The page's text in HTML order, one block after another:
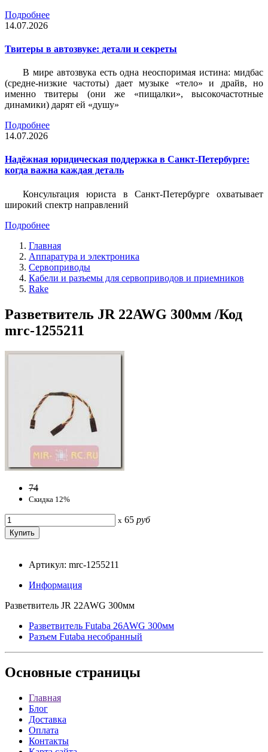
Подробнее
14.07.2026
Твитеры в автозвуке: детали и секреты
В мире автозвука есть одна неоспоримая истина: мидбас
(средне-низкие частоты) дает музыке «тело» и драйв, но
именно твитеры (они же «пищалки», высокочастотные
динамики) дарят ей «душу»
Подробнее
14.07.2026
Надёжная юридическая поддержка в Санкт-Петербурге:
когда важна каждая деталь
Консультация юриста в Санкт-Петербурге охватывает
широкий спектр направлений
Подробнее
Главная
Аппаратура и электроника
Сервоприводы
Кабели и разъемы для сервоприводов и приемников
Rake
Разветвитель JR 22AWG 300мм /Код
mrc-1255211
74
Скидка 12%
x 65 руб
Артикул: mrc-1255211
Информация
Разветвитель JR 22AWG 300мм
Разветвитель Futaba 26AWG 300мм
Разъем Futaba несобранный
Основные страницы
Главная
Блог
Доставка
Оплата
Контакты